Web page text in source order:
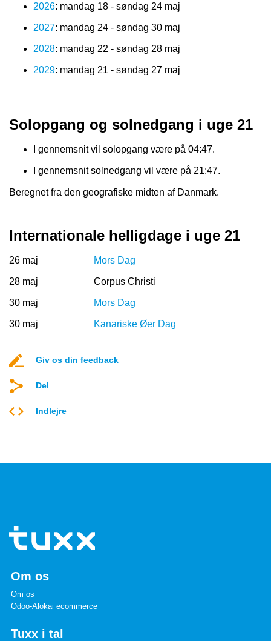
2026: mandag 18 - søndag 24 maj
2027: mandag 24 - søndag 30 maj
2028: mandag 22 - søndag 28 maj
2029: mandag 21 - søndag 27 maj
Solopgang og solnedgang i uge 21
I gennemsnit vil solopgang være på 04:47.
I gennemsnit solnedgang vil være på 21:47.
Beregnet fra den geografiske midten af Danmark.
Internationale helligdage i uge 21
26 maj Mors Dag
28 maj Corpus Christi
30 maj Mors Dag
30 maj Kanariske Øer Dag
Giv os din feedback
Del
Indlejre
Om os
Om os
Odoo-Alokai ecommerce
Tuxx i tal